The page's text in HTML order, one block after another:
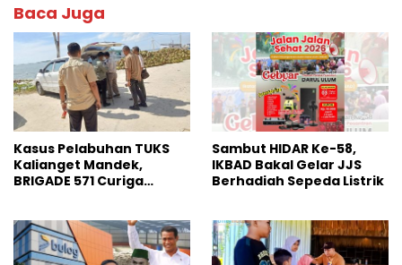
Baca Juga
Kasus Pelabuhan TUKS
Kalianget Mandek,
BRIGADE 571 Curiga
Sambut HIDAR Ke-58,
IKBAD Bakal Gelar JJS
Berhadiah Sepeda Listrik